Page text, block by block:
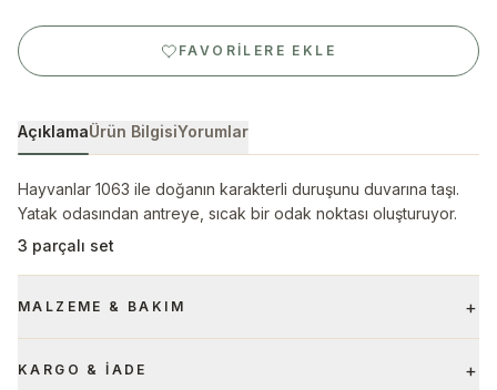
FAVORILERE EKLE
AçıklamaÜrün BilgisiYorumlar
Hayvanlar 1063 ile doğanın karakterli duruşunu duvarına taşı.
Yatak odasından antreye, sıcak bir odak noktası oluşturuyor.
3 parçalı set
MALZEME & BAKIM +
KARGO & İADE +